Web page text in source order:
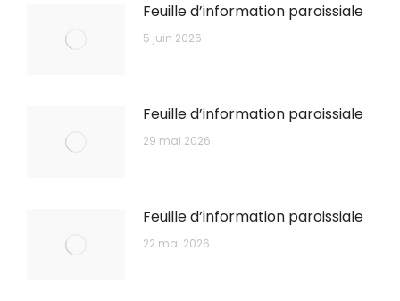
Feuille d’information paroissiale
5 juin 2026
Feuille d’information paroissiale
29 mai 2026
Feuille d’information paroissiale
22 mai 2026